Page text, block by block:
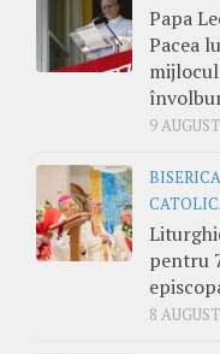
Papa
Pacea
9
pentru
8